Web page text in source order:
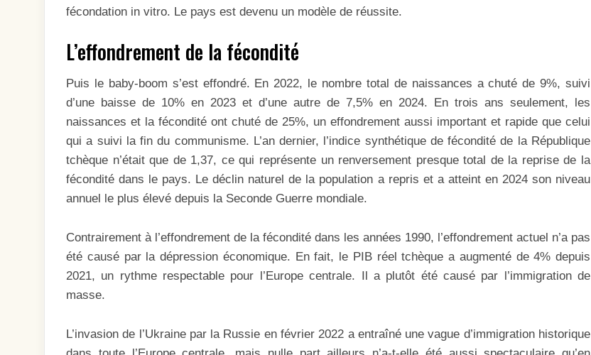
fécondation in vitro. Le pays est devenu un modèle de réussite.
L’effondrement de la fécondité
Puis le baby-boom s’est effondré. En 2022, le nombre total de naissances a chuté de 9%, suivi
d’une baisse de 10% en 2023 et d’une autre de 7,5% en 2024. En trois ans seulement, les
naissances et la fécondité ont chuté de 25%, un effondrement aussi important et rapide que celui
qui a suivi la fin du communisme. L’an dernier, l’indice synthétique de fécondité de la République
tchèque n’était que de 1,37, ce qui représente un renversement presque total de la reprise de la
fécondité dans le pays. Le déclin naturel de la population a repris et a atteint en 2024 son niveau
annuel le plus élevé depuis la Seconde Guerre mondiale.
Contrairement à l’effondrement de la fécondité dans les années 1990, l’effondrement actuel n’a pas
été causé par la dépression économique. En fait, le PIB réel tchèque a augmenté de 4% depuis
2021, un rythme respectable pour l’Europe centrale. Il a plutôt été causé par l’immigration de
masse.
L’invasion de l’Ukraine par la Russie en février 2022 a entraîné une vague d’immigration historique